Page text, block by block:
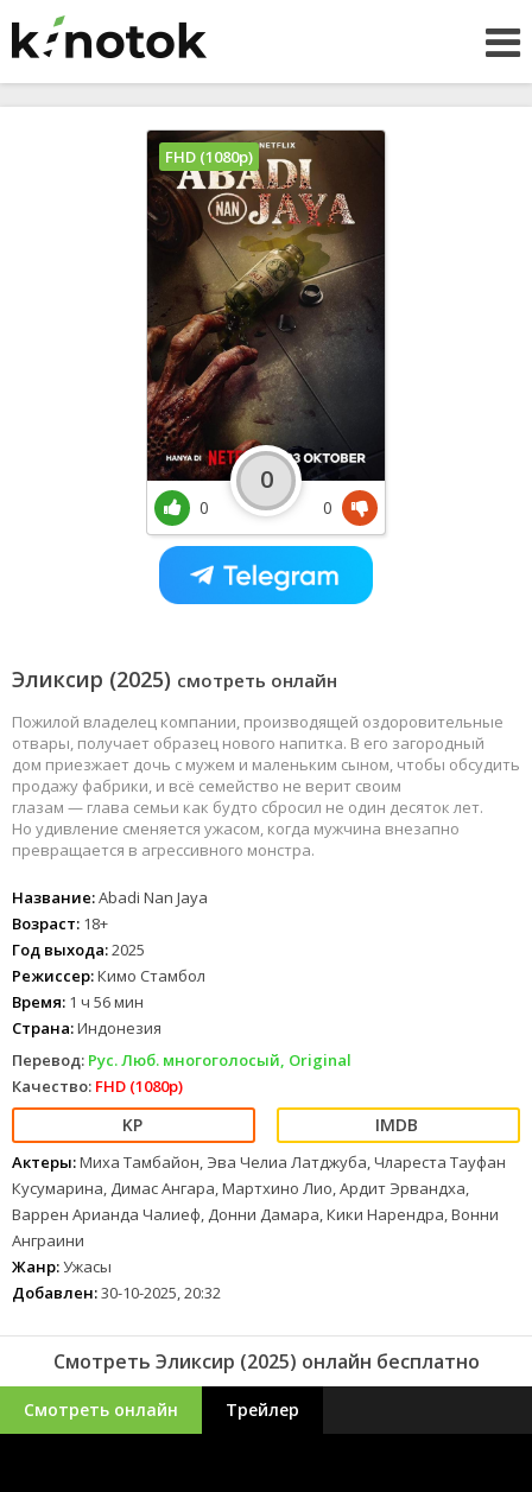
Эликсир (2025) смотреть онлайн
Пожилой владелец компании, производящей оздоровительные
отвары, получает образец нового напитка. В его загородный
дом приезжает дочь с мужем и маленьким сыном, чтобы обсудить
продажу фабрики, и всё семейство не верит своим
глазам — глава семьи как будто сбросил не один десяток лет.
Но удивление сменяется ужасом, когда мужчина внезапно
превращается в агрессивного монстра.
Название:Abadi Nan Jaya
Возраст: 18+
Год выхода:2025
Режиссер:Кимо Стамбол
Время: 1 ч 56 мин
Страна:Индонезия
Перевод: Рус. Люб. многоголосый, Original
Качество: FHD (1080p)
Актеры:Миха Тамбайон, Эва Челиа Латджуба, Члареста Тауфан
Кусумарина, Димас Ангара, Мартхино Лио, Ардит Эрвандха,
Варрен Арианда Чалиеф, Донни Дамара, Кики Нарендра, Вонни
Анграини
Жанр:Ужасы
Добавлен:30-10-2025, 20:32
FHD (1080p)
0
0
0
Смотреть Эликсир (2025) онлайн бесплатно
Смотреть онлайн Трейлер